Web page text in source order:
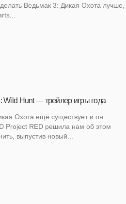
Ведьмак 3: Дикая Охота лучше,
Wild Hunt — трейлер игры года
Охота ещё существует и он
Project RED решила нам об этом
выпустив новый...